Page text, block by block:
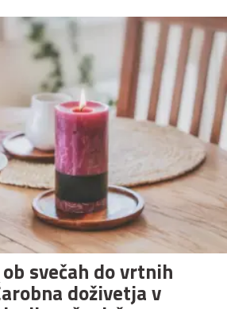
svečah do vrtnih
doživetja v